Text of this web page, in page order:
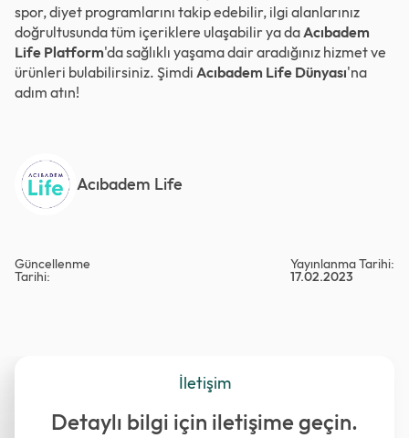
spor, diyet programlarını takip edebilir, ilgi alanlarınız
doğrultusunda tüm içeriklere ulaşabilir ya daAcıbadem
Life Platform'da sağlıklı yaşama dair aradığınız hizmet ve
ürünleri bulabilirsiniz. Şimdi Acıbadem Life Dünyası'na
adım atın!
Acıbadem Life
Güncellenme
Tarihi:
Yayınlanma Tarihi:
17.02.2023
İletişim
Detaylı bilgi için iletişime geçin.